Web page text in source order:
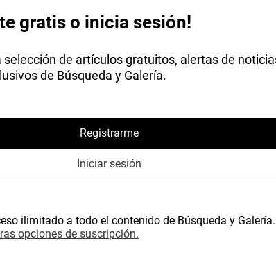
gratis o inicia sesión!
selección de artículos gratuitos, alertas de
de Búsqueda y Galería.
Registrarme
Iniciar sesión
ilimitado a todo el contenido de Búsqueda y Galería.
opciones de suscripción.